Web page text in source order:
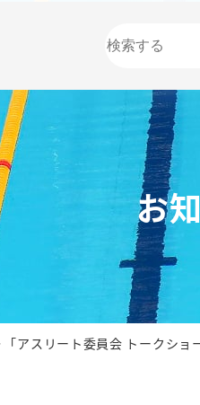
お
「アスリート委員会 トークシ